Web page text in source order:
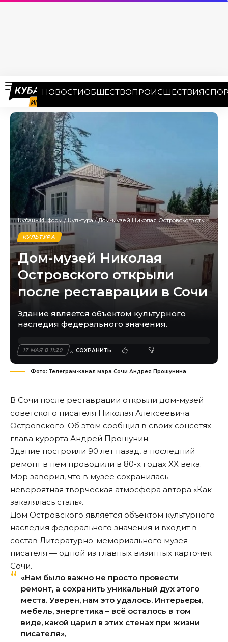
НОВОСТИОБЩЕСТВОПРОИСШЕСТВИЯ
Кубань Информ/Культура/Дом-музей Николая Островского открыли после реставрации в Сочи
КУЛЬТУРА
Дом-музей Николая
Островского открыли
после реставрации в Сочи
Здание является объектом культурного
наследия федерального значения.
17 МАЯ В 11:29
Фото: Телеграм-канал мэра Сочи Андрея Прошунина
В Сочи после реставрации открыли дом-музей
советского писателя Николая Алексеевича
Островского. Об этом сообщил в своих соцсетях
глава курорта Андрей Прошунин.
Здание построили 90 лет назад, а последний
ремонт в нём проводили в 80-х годах XX века.
Мэр заверил, что в музее сохранилась
невероятная творческая атмосфера автора «Как
закалялась сталь».
Дом Островского является объектом культурного
наследия федерального значения и входит в
состав Литературно-мемориального музея
писателя — одной из главных визитных карточек
Сочи.
«Нам было важно не просто провести
ремонт, а сохранить уникальный дух этого
места. Уверен, нам это удалось. Интерьеры,
мебель, энергетика – всё осталось в том
виде, какой царил в этих стенах при жизни
писателя»,